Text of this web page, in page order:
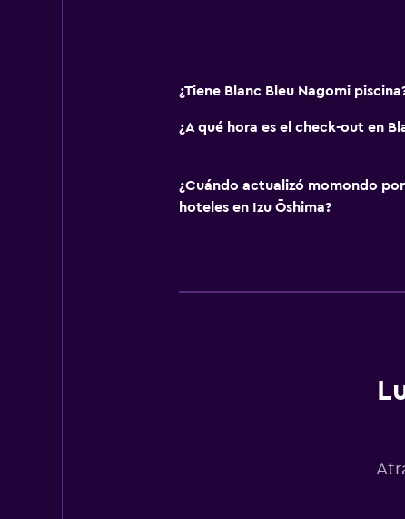
¿Tiene Blanc Bleu Nagomi
¿A qué hora es el check-out en
¿Cuándo actualizó momondo
hoteles en Izu Ōshima?